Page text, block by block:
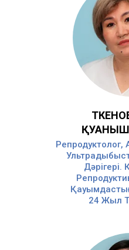
Репродуктолог,
Дәрігері.
24 Жыл